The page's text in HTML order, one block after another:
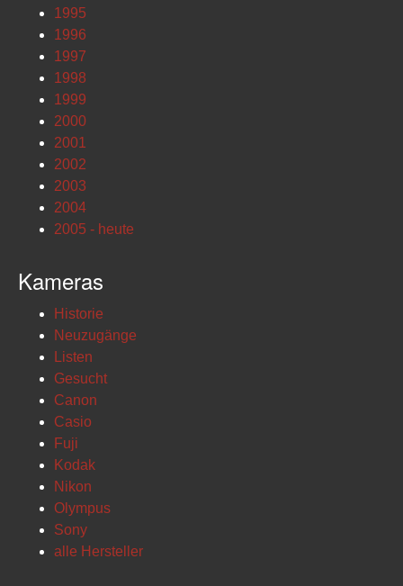
1995
1996
1997
1998
1999
2000
2001
2002
2003
2004
2005 - heute
Kameras
Historie
Neuzugänge
Listen
Gesucht
Canon
Casio
Fuji
Kodak
Nikon
Olympus
Sony
alle Hersteller